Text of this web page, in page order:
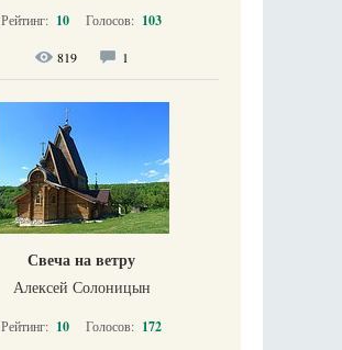
Рейтинг: 10 Голосов: 103
819 1
Свеча на ветру
Алексей Солоницын
Рейтинг: 10 Голосов: 172